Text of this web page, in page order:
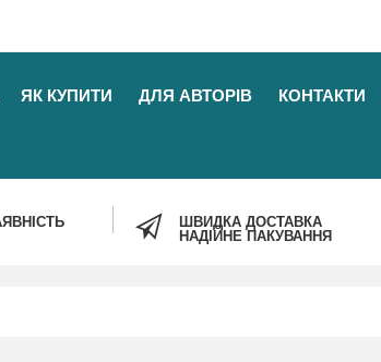
ЯК КУПИТИ ДЛЯ АВТОРІВ КОНТАКТИ
ШВИДКА ДОСТАВКА
НАДІЙНЕ ПАКУВАННЯ